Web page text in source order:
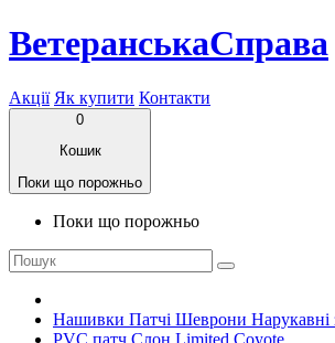
ВетеранськаСправа
Акції Як купити Контакти
0
Кошик
Поки що порожньо
Поки що порожньо
Нашивки Патчі Шеврони Нарукавні
PVC патч Слон Limited Coyote